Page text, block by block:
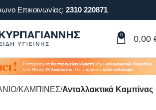
Επικοινωνίας: 2310 220871
0 0,00
ΚΑΜΠΙΝΕΣ Ανταλλακτικά Καμπίνας